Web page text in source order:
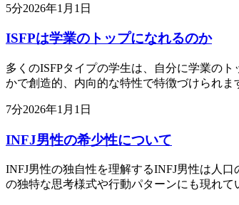
5分2026年1月1日
ISFPは学業のトップになれるのか
多くのISFPタイプの学生は、自分に学業の
かで創造的、内向的な特性で特徴づけられま
7分2026年1月1日
INFJ男性の希少性について
INFJ男性の独自性を理解するINFJ男性は人
の独特な思考様式や行動パターンにも現れて